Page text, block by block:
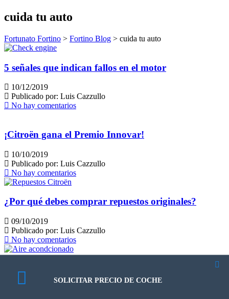
cuida tu auto
Fortunato Fortino > Fortino Blog > cuida tu auto
5 señales que indican fallos en el motor
10/12/2019
Publicado por: Luis Cazzullo
No hay comentarios
¡Citroën gana el Premio Innovar!
10/10/2019
Publicado por: Luis Cazzullo
No hay comentarios
¿Por qué debes comprar repuestos originales?
09/10/2019
Publicado por: Luis Cazzullo
No hay comentarios
SOLICITAR PRECIO DE COCHE